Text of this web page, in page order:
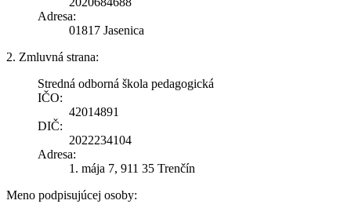
Adresa:
01817 Jasenica
2. Zmluvná strana:
Stredná odborná škola pedagogická
IČO:
42014891
DIČ:
2022234104
Adresa:
1. mája 7, 911 35 Trenčín
Meno podpisujúcej osoby: